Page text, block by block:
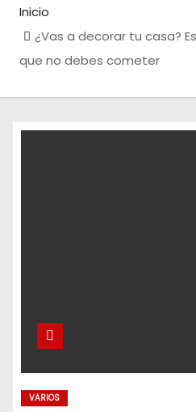
o
Inicio
¿Vas a decorar tu casa?
que no debes cometer
VARIOS